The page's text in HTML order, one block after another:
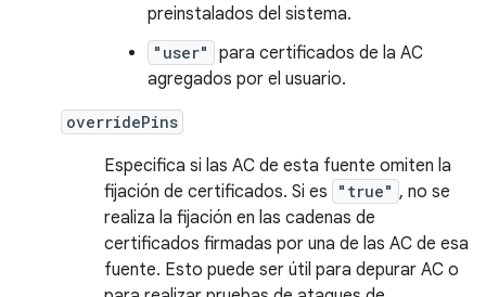
preinstalados del sistema.
"user"
para certificados de la AC
agregados por el usuario.
overridePins
Especifica si las AC de esta fuente omiten la
fijación de certificados. Si es
"true" , no se
realiza la fijación en las cadenas de
certificados firmadas por una de las AC de esa
fuente. Esto puede ser útil para depurar AC o